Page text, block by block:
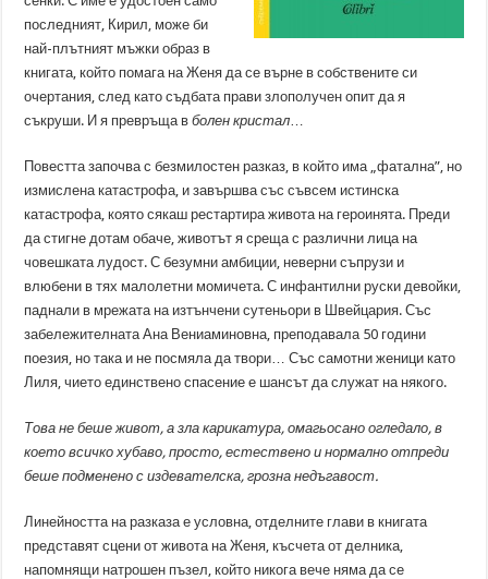
последният, Кирил, може би
най-плътният мъжки образ в
книгата, който помага на Женя да се върне в собствените си
очертания, след като съдбата прави злополучен опит да я
съкруши. И я превръща вболен кристал…
Повестта започва с безмилостен разказ, в който има „фатална”, но
измислена катастрофа, и завършва със съвсем истинска
катастрофа, която сякаш рестартира живота на героинята. Преди
да стигне дотам обаче, животът я среща с различни лица на
човешката лудост. С безумни амбиции, неверни съпрузи и
влюбени в тях малолетни момичета. С инфантилни руски девойки,
паднали в мрежата на изтънчени сутеньори в Швейцария. Със
забележителната Ана Вениаминовна, преподавала 50 години
поезия, но така и не посмяла да твори… Със самотни женици като
Лиля, чието единствено спасение е шансът да служат на някого.
Това не беше живот, а зла карикатура, омагьосано огледало, в
което всичко хубаво, просто, естествено и нормално отпреди
беше подменено с издевателска, грозна недъгавост.
Линейността на разказа е условна, отделните глави в книгата
представят сцени от живота на Женя, късчета от делника,
напомнящи натрошен пъзел, който никога вече няма да се